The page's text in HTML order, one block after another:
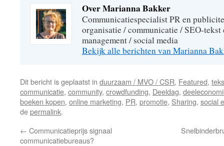
Over Marianna Bakker
Communicatiespecialist PR en
organisatie / communicatie / SEO-
management / social media
Bekijk alle berichten van Marianna
Dit bericht is geplaatst in duurzaam / MVO / CSR, Featured,
communicatie, community, crowdfunding, Deeldag,
boeken kopen, online marketing, PR, promotie, Sharing, social
depermalink.
← Communicatieprijs signaal
communicatiebureaus?